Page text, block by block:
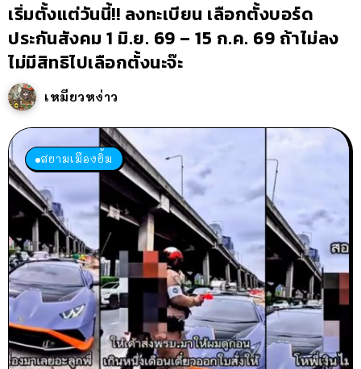
เริ่มตั้งแต่วันนี้!! ลงทะเบียน เลือกตั้งบอร์ด
ประกันสังคม 1 มิ.ย. 69 – 15 ก.ค. 69 ถ้าไม่ลง
ไม่มีสิทธิไปเลือกตั้งนะจ๊ะ
เหมียวหง่าว
สยามเมืองยิ้ม